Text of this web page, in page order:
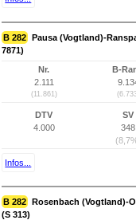
B 282 Pausa (Vogtland)-
7871)
Nr.
2.111
(11.861)
B-
DTV
4.000
SV
348
Infos...
B 282 Rosenbach (Vogtland)-
(S 313)